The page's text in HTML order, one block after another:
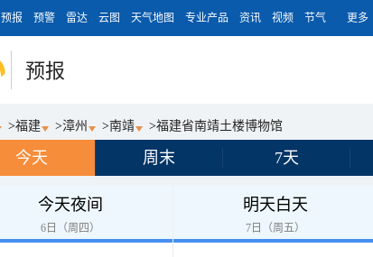
预报 预警 雷达 云图 天气地图 专业产品 资讯 视频 节气 更多
预报
>福建 >漳州 >南靖 >福建省南靖土楼博物馆
今天 周末 7天
今天夜间
6日（周四）
明天白天
7日（周五）